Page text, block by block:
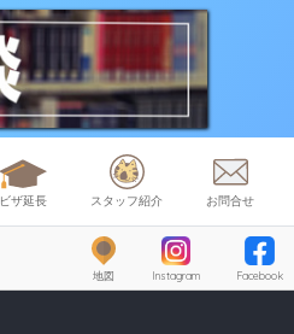
ビザ延長 スタッフ紹介 お問合せ
地図 Instagram Facebook